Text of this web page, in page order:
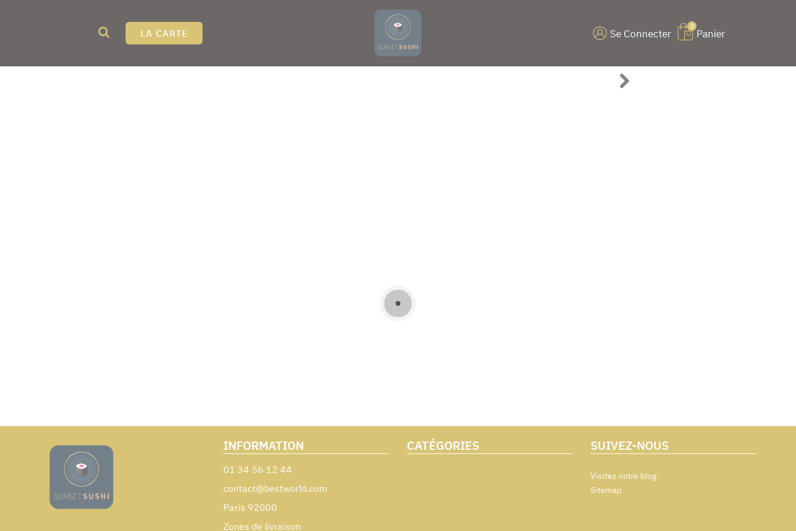
LA CARTE Se Connecter
0
Panier
INFORMATION
01 34 56 12 44
contact@bestworld.com
Paris 92000
Zones de livraison
CATÉGORIES SUIVEZ-NOUS
Visitez notre blog
Sitemap